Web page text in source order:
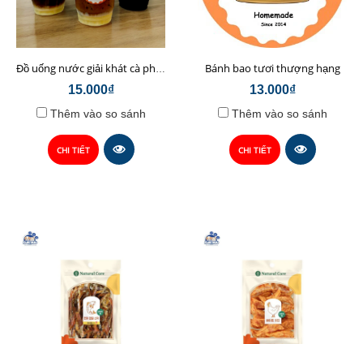
Đồ uống nước giải khát cà phê sữa hạt Chop Chef
15.000₫
Thêm vào so sánh
CHI TIẾT
Bánh bao tươi thượng hạng
13.000₫
Thêm vào so sánh
CHI TIẾT